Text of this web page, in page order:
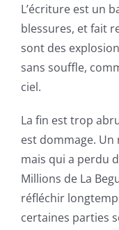
L’écriture est un
blessures, et fait
sont des
sans souffle,
ciel.
La fin est trop
est dommage. Un
mais qui a perdu
Millions de La
réfléchir
certaines parties